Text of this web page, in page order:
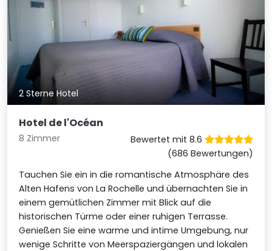
2 Sterne Hotel
Hotel de l'Océan
8 Zimmer
Bewertet mit 8.6
(686 Bewertungen)
Tauchen Sie ein in die romantische Atmosphäre des
Alten Hafens von La Rochelle und übernachten Sie in
einem gemütlichen Zimmer mit Blick auf die
historischen Türme oder einer ruhigen Terrasse.
Genießen Sie eine warme und intime Umgebung, nur
wenige Schritte von Meerspaziergängen und lokalen